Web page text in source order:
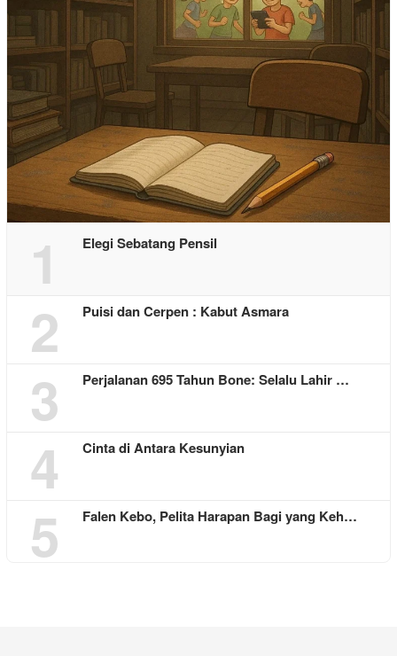
1 Elegi Sebatang Pensil
2 Puisi dan Cerpen : Kabut Asmara
3 Perjalanan 695 Tahun Bone: Selalu Lahir …
4 Cinta di Antara Kesunyian
5 Falen Kebo, Pelita Harapan Bagi yang Keh…